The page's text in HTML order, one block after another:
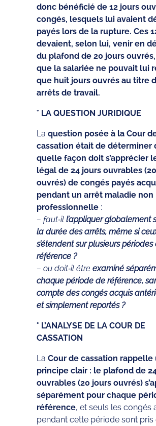
donc bénéficié de 12 jours
congés, lesquels lui avaient
payés lors de la rupture. Ces
devaient, selon lui, venir en
du plafond de 20 jours
que la salariée ne pouvait lui
que huit jours ouvrés au titre
arrêts de travail.
° LA QUESTION JURIDIQUE
La question posée à la Cour
cassation était de déterminer
quelle façon doit s’apprécier
légal de 24 jours ouvrables
ouvrés) de congés payés
pendant un arrêt maladie non
professionnelle :
– faut‑il l’appliquer globalement
la durée des arrêts, même si
s’étendent sur plusieurs périodes
référence ?
– ou doit‑il être examiné
chaque période de référence,
compte des congés acquis
et simplement reportés ?
° L’ANALYSE DE LA COUR DE
CASSATION
La Cour de cassation rappelle
principe clair : le plafond de
ouvrables (20 jours ouvrés)
séparément pour chaque
référence, et seuls les congés
pendant cette période sont pris